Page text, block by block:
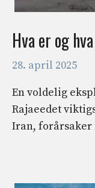
Hva er og
28. april 2025
En voldelig
Rajaeedet
Iran, forårsaker